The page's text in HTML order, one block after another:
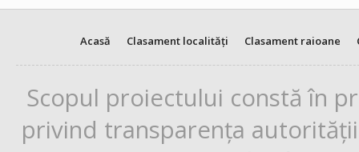
Acasă Clasament localități Clasament raioane
Scopul proiectului constă în
privind transparența